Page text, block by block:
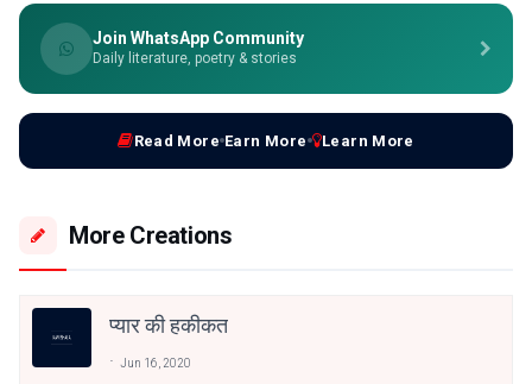
Join WhatsApp Community
Daily literature, poetry & stories
Read More Earn More Learn More
More Creations
प्यार की हकीकत
Jun 16, 2020